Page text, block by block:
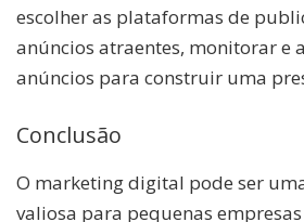
escolher as plataformas de
anúncios atraentes, monitorar e
anúncios para construir uma
Conclusão
O marketing digital pode ser
valiosa para pequenas